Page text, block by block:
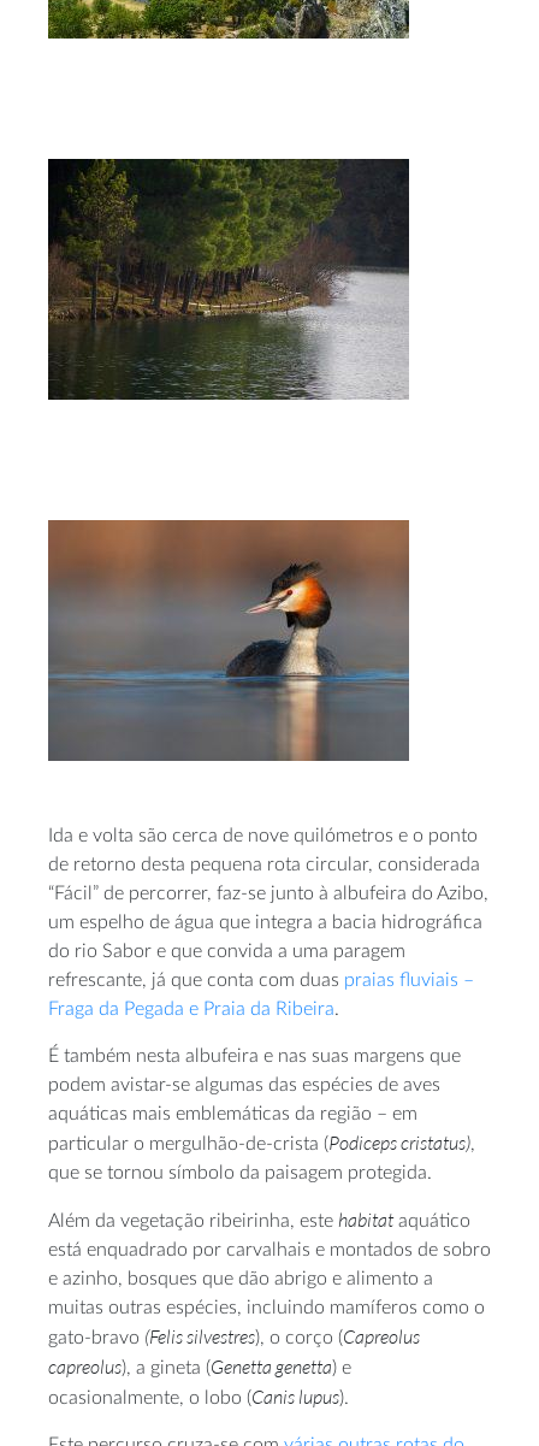
Ida e volta são cerca de nove quilómetros e o ponto
de retorno desta pequena rota circular, considerada
“Fácil” de percorrer, faz-se junto à albufeira do Azibo,
um espelho de água que integra a bacia hidrográfica
do rio Sabor e que convida a uma paragem
refrescante, já que conta com duas praias fluviais –
Fraga da Pegada e Praia da Ribeira.
É também nesta albufeira e nas suas margens que
podem avistar-se algumas das espécies de aves
aquáticas mais emblemáticas da região – em
particular o mergulhão-de-crista (Podiceps cristatus),
que se tornou símbolo da paisagem protegida.
Além da vegetação ribeirinha, este habitataquático
está enquadrado por carvalhais e montados de sobro
e azinho, bosques que dão abrigo e alimento a
muitas outras espécies, incluindo mamíferos como o
gato-bravo (Felis silvestres), o corço (Capreolus
capreolus), a gineta (Genetta genetta) e
ocasionalmente, o lobo (Canis lupus).